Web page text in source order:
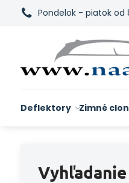
Pondelok - piatok od
Deflektory Zimné